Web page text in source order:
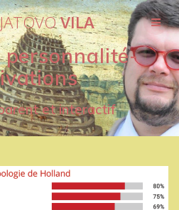
Passer
au
contenu
VILA
personnalité-
et interactif